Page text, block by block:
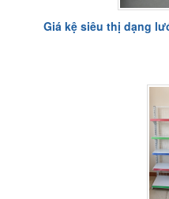
Giá kệ siêu thị dạng